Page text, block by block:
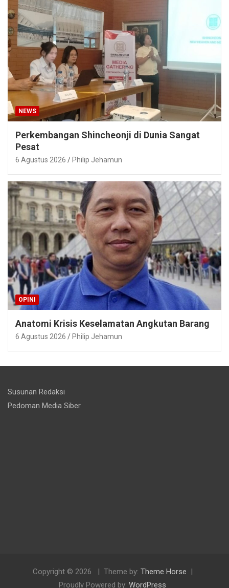
NEWS
Perkembangan Shincheonji di Dunia Sangat
Pesat
6 Agustus 2026 Philip Jehamun
OPINI
Anatomi Krisis Keselamatan Angkutan Barang
6 Agustus 2026 Philip Jehamun
Susunan Redaksi
Pedoman Media Siber
Copyright © 2026 Theme by: Theme Horse
Proudly Powered by: WordPress